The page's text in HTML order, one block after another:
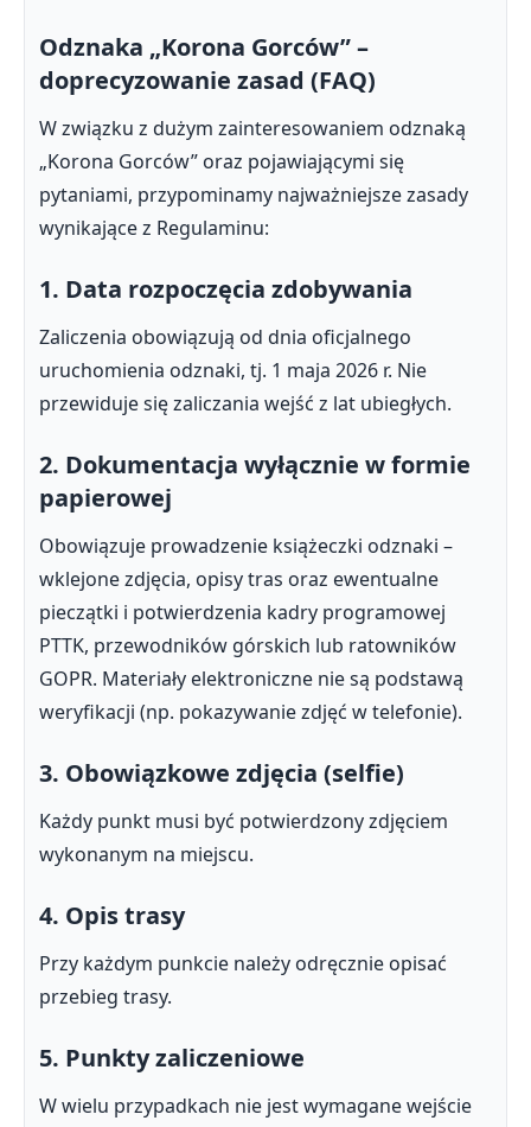
Odznaka „Korona Gorców” –
doprecyzowanie zasad (FAQ)
W związku z dużym zainteresowaniem odznaką
„Korona Gorców” oraz pojawiającymi się
pytaniami, przypominamy najważniejsze zasady
wynikające z Regulaminu:
1. Data rozpoczęcia zdobywania
Zaliczenia obowiązują od dnia oficjalnego
uruchomienia odznaki, tj. 1 maja 2026 r. Nie
przewiduje się zaliczania wejść z lat ubiegłych.
2. Dokumentacja wyłącznie w formie
papierowej
Obowiązuje prowadzenie książeczki odznaki –
wklejone zdjęcia, opisy tras oraz ewentualne
pieczątki i potwierdzenia kadry programowej
PTTK, przewodników górskich lub ratowników
GOPR. Materiały elektroniczne nie są podstawą
weryfikacji (np. pokazywanie zdjęć w telefonie).
3. Obowiązkowe zdjęcia (selfie)
Każdy punkt musi być potwierdzony zdjęciem
wykonanym na miejscu.
4. Opis trasy
Przy każdym punkcie należy odręcznie opisać
przebieg trasy.
5. Punkty zaliczeniowe
W wielu przypadkach nie jest wymagane wejście